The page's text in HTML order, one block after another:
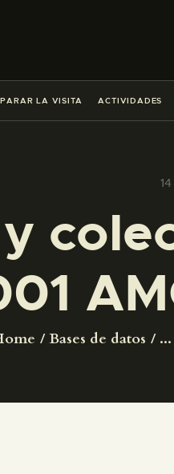
LA VISITA ACTIVIDADES
Bases de datos ...
PREPARAR
ACTIVIDADES
█
COLECCIONES
DIDÁCTICA
ESPAÑOL